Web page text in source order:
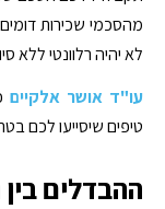
מהסכמי שכירות
לא יהיה רלוונטי ללא
עו"ד אושר אלקיים
טיפים שיסייעו לכם
ההבדלים